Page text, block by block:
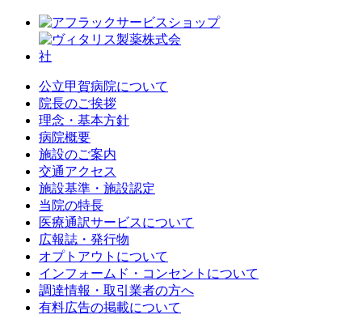
公立甲賀病院について
院長のご挨拶
理念・基本方針
病院概要
施設のご案内
交通アクセス
施設基準・施設認定
当院の特長
医療通訳サービスについて
広報誌・発行物
オプトアウトについて
インフォームド・コンセントについて
調達情報・取引業者の方へ
有料広告の掲載について